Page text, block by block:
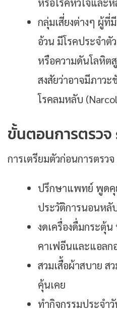
กลุ่มเสี่ยงต่างๆ ผู้ที่
อ้วน มีโรคประจำตั
หรือความดันโลหิต
สงสัยว่าอาจมีภาว
โรคลมหลับ
ขั้นตอนการตรว
การเตรียมตัวก่อนการตรวจ
ปรึกษาแพทย์ พูดคุ
ประวัติการนอนหลั
งดเครื่องดื่มกระตุ้น
คาเฟอีนและแอลก
สวมเสื้อผ้าสบาย
คุ้นเคย
ทำกิจกรรมประจำ